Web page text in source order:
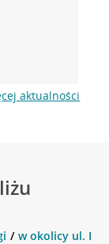
aktualności
w okolicy ul.